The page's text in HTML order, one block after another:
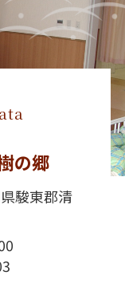
の郷
駿東郡清